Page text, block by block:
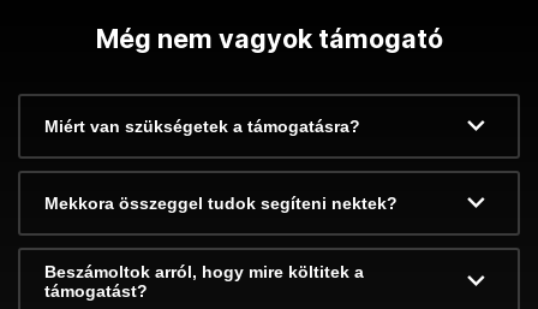
Még nem vagyok támogató
Miért van szükségetek a támogatásra?
Mekkora összeggel tudok segíteni nektek?
Beszámoltok arról, hogy mire költitek a
támogatást?